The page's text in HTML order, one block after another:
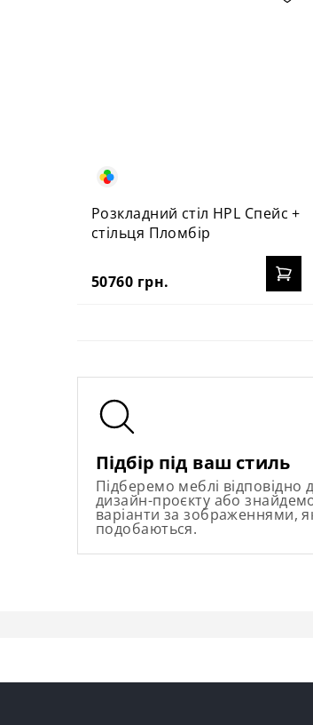
Розкладний стіл HPL Спейс +
стільця Пломбір
50760 грн.
Підбір під ваш стиль
Підберемо меблі відповідно
дизайн-проєкту або знайдемо
варіанти за зображеннями,
подобаються.